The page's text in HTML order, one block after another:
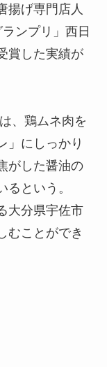
揚げ専門店人
ンプリ」西日
賞した実績が
、鶏ムネ肉を
」にしっかり
がした醤油の
という。
大分県宇佐市
むことができ